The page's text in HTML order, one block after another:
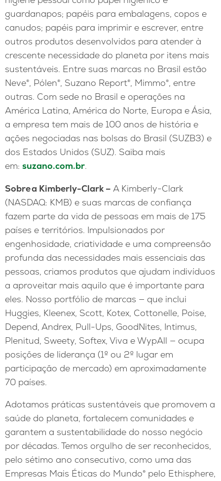
guardanapos; papéis para embalagens, copos e
canudos; papéis para imprimir e escrever, entre
outros produtos desenvolvidos para atender à
crescente necessidade do planeta por itens mais
sustentáveis. Entre suas marcas no Brasil estão
Neve®, Pólen®, Suzano Report®, Mimmo®, entre
outras. Com sede no Brasil e operações na
América Latina, América do Norte, Europa e Ásia,
a empresa tem mais de 100 anos de história e
ações negociadas nas bolsas do Brasil (SUZB3) e
dos Estados Unidos (SUZ). Saiba mais
em: suzano.com.br.
Sobre a Kimberly-Clark – A Kimberly-Clark
(NASDAQ: KMB) e suas marcas de confiança
fazem parte da vida de pessoas em mais de 175
países e territórios. Impulsionados por
engenhosidade, criatividade e uma compreensão
profunda das necessidades mais essenciais das
pessoas, criamos produtos que ajudam indivíduos
a aproveitar mais aquilo que é importante para
eles. Nosso portfólio de marcas — que inclui
Huggies, Kleenex, Scott, Kotex, Cottonelle, Poise,
Depend, Andrex, Pull-Ups, GoodNites, Intimus,
Plenitud, Sweety, Softex, Viva e WypAll — ocupa
posições de liderança (1º ou 2º lugar em
participação de mercado) em aproximadamente
70 países.
Adotamos práticas sustentáveis que promovem a
saúde do planeta, fortalecem comunidades e
garantem a sustentabilidade do nosso negócio
por décadas. Temos orgulho de ser reconhecidos,
pelo sétimo ano consecutivo, como uma das
Empresas Mais Éticas do Mundo® pelo Ethisphere,